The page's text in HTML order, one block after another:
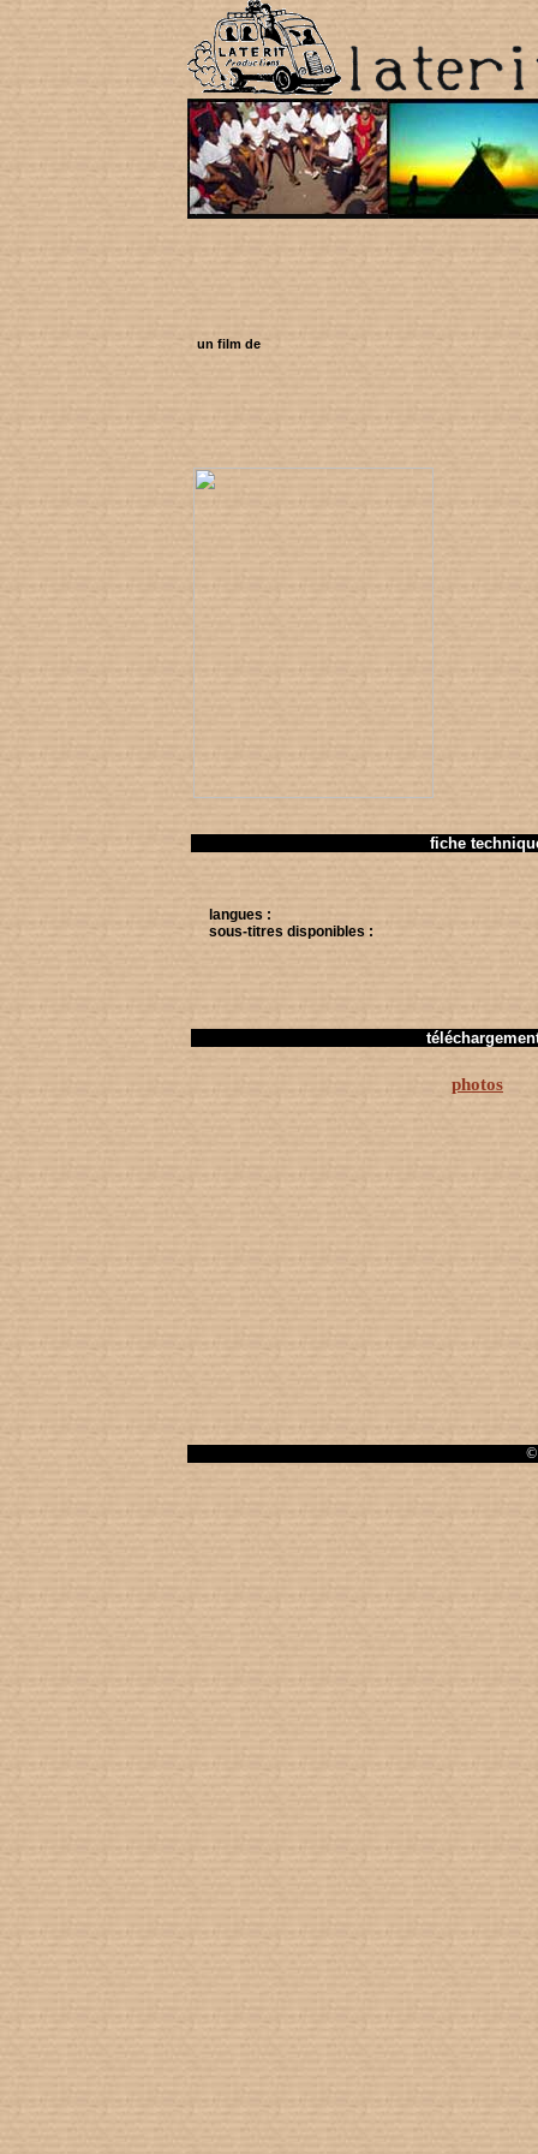
un film de
fiche
langues :
sous-titres disponibles :
photos
©